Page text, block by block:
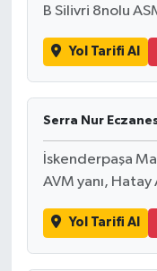
B Silivri 8nolu
Yol Tarifi Al
Serra Nur
İskenderpaşa
AVM yanı,
Yol Tarifi Al